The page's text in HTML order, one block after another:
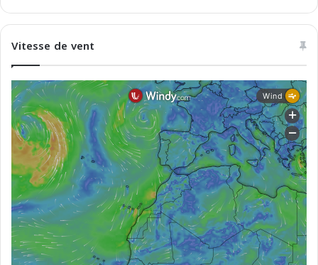
r
a
n
s
o
r
t
s
i
n
e
M
a
r
o
c
c
o
-
G
e
r
m
a
Vitesse de vent